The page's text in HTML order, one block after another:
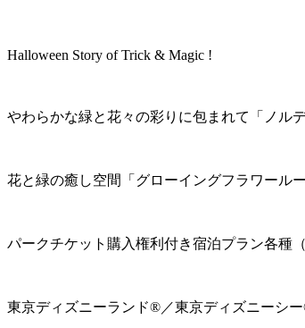
Halloween Story of Trick & Magic !
やわらかな緑と花々の彩りに包まれて「ノル
花と緑の癒し空間「グローイングフラワールー
パークチケット購入権利付き宿泊プラン各種（
東京ディズニーランド®／東京ディズニーシ